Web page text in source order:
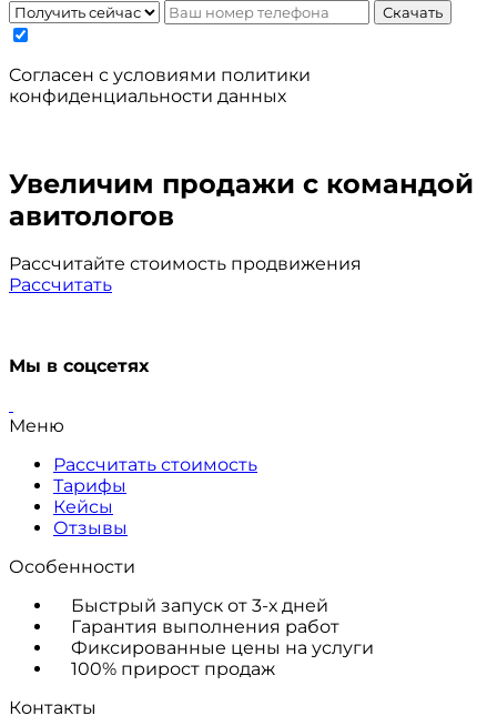
Скачать
Cогласен с условиями политики
конфиденциальности данных
Увеличим продажи с командой
авитологов
Рассчитайте стоимость продвижения
Рассчитать
Мы в соцсетях
Меню
Рассчитать стоимость
Тарифы
Кейсы
Отзывы
Особенности
Быстрый запуск от 3-х дней
Гарантия выполнения работ
Фиксированные цены на услуги
100% прирост продаж
Контакты